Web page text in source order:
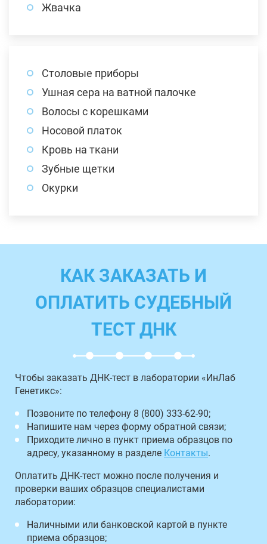
Жвачка
Столовые приборы
Ушная сера на ватной палочке
Волосы с корешками
Носовой платок
Кровь на ткани
Зубные щетки
Окурки
КАК ЗАКАЗАТЬ И
ОПЛАТИТЬ СУДЕБНЫЙ
ТЕСТ ДНК
Чтобы заказать ДНК-тест в лаборатории «ИнЛаб
Генетикс»:
Позвоните по телефону 8 (800) 333-62-90;
Напишите нам через форму обратной связи;
Приходите лично в пункт приема образцов по
адресу, указанному в разделе Контакты.
Оплатить ДНК-тест можно после получения и
проверки ваших образцов специалистами
лаборатории:
Наличными или банковской картой в пункте
приема образцов;